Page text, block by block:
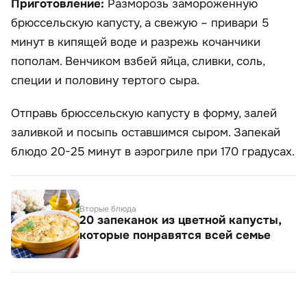
Приготовление: Разморозь замороженную
брюссельскую капусту, а свежую – привари 5
минут в кипящей воде и разрежь кочанчики
пополам. Венчиком взбей яйца, сливки, соль,
специи и половину тертого сыра.
Отправь брюссельскую капусту в форму, залей
заливкой и посыпь оставшимся сыром. Запекай
блюдо 20-25 минут в аэрогриле при 170 градусах.
Вторые блюда
20 запеканок из цветной капусты,
которые понравятся всей семье